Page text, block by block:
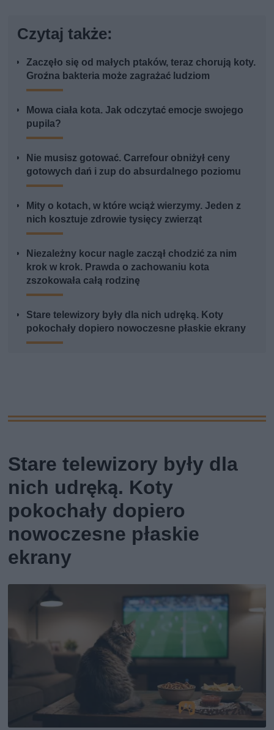
Czytaj także:
Zaczęło się od małych ptaków, teraz chorują koty.
Groźna bakteria może zagrażać ludziom
Mowa ciała kota. Jak odczytać emocje swojego
pupila?
Nie musisz gotować. Carrefour obniżył ceny
gotowych dań i zup do absurdalnego poziomu
Mity o kotach, w które wciąż wierzymy. Jeden z
nich kosztuje zdrowie tysięcy zwierząt
Niezależny kocur nagle zaczął chodzić za nim
krok w krok. Prawda o zachowaniu kota
zszokowała całą rodzinę
Stare telewizory były dla nich udręką. Koty
pokochały dopiero nowoczesne płaskie ekrany
Stare telewizory były dla
nich udręką. Koty
pokochały dopiero
nowoczesne płaskie
ekrany